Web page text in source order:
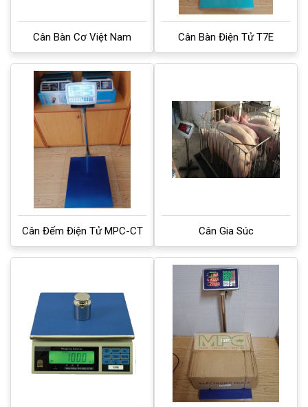
Cân Bàn Cơ Việt Nam Cân Bàn Điện Tử T7E
Cân Đếm Điện Tử MPC-CT Cân Gia Súc